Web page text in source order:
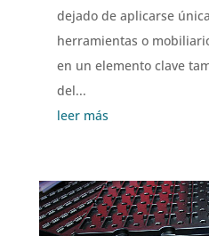
dejado de aplicarse
herramientas o
en un elemento clave
del...
leer más